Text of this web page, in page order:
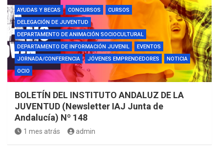
AYUDAS Y BECAS CONCURSOS
CURSOS
DELEGACIÓN DE JUVENTUD
DEPARTAMENTO DE ANIMACIÓN SOCIOCULTURAL
DEPARTAMENTO DE INFORMACIÓN JUVENIL
EVENTOS
JORNADA/CONFERENCIA
JÓVENES EMPRENDEDORES
NOTICIA
OCIO
BOLETÍN DEL INSTITUTO ANDALUZ DE LA
JUVENTUD (Newsletter IAJ Junta de
Andalucía) Nº 148
1 mes atrás admin